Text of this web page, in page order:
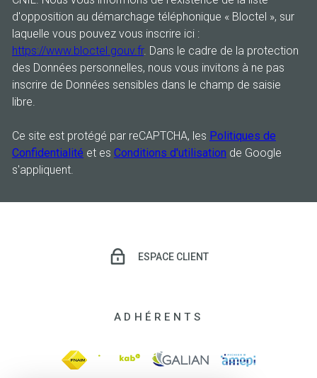
d'opposition au démarchage téléphonique « Bloctel », sur
laquelle vous pouvez vous inscrire ici :
https://www.bloctel.gouv.fr. Dans le cadre de la protection
des Données personnelles, nous vous invitons à ne pas
inscrire de Données sensibles dans le champ de saisie
libre.
Ce site est protégé par reCAPTCHA, les Politiques de
Confidentialité et es Conditions d'utilisation de Google
s'appliquent.
ESPACE CLIENT
ADHÉRENTS